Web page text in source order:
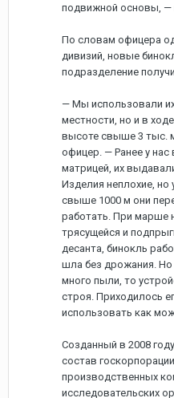
подвижной основы,
По словам офицера
дивизий, новые
подразделение
— Мы использовали
местности, но и в
высоте свыше 3 тыс.
офицер. — Ранее у нас
матрицей, их
Изделия неплохие, но
свыше 1000 м они
работать. При марше
трясущейся и
десанта, бинокль
шла без дрожания. Но
много пыли, то
строя. Приходилось
использовать как
Созданный в 2008
состав
производственных
исследовательских